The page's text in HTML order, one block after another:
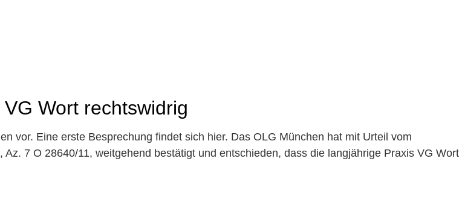
Wort rechtswidrig
vor. Eine erste Besprechung findet sich hier. Das OLG München hat mit Urteil vom
7 O 28640/11, weitgehend bestätigt und entschieden, dass die langjährige Praxis VG Wort